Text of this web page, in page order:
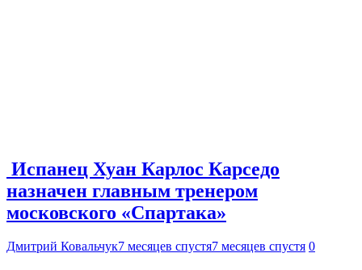
Испанец Хуан Карлос Карседо
назначен главным тренером
московского «Спартака»
Дмитрий Ковальчук7 месяцев спустя7 месяцев спустя 0